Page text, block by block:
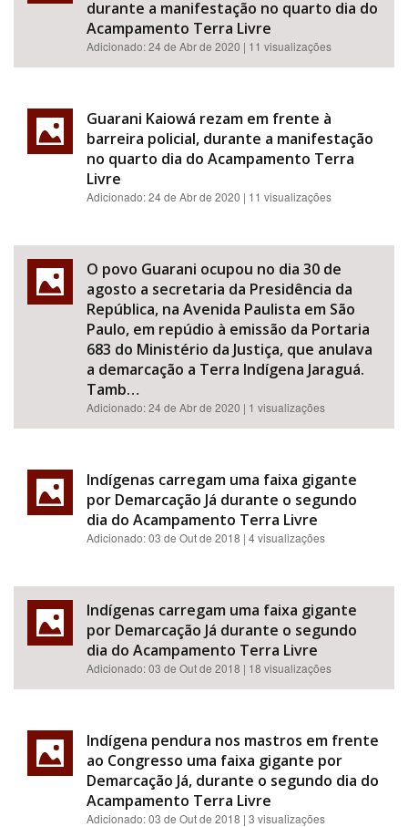
durante a manifestação no quarto dia do
Acampamento Terra Livre
Adicionado:24 de Abr de 2020 | 11 visualizações
Guarani Kaiowá rezam em frente à
barreira policial, durante a manifestação
no quarto dia do Acampamento Terra
Livre
Adicionado:24 de Abr de 2020 | 11 visualizações
O povo Guarani ocupou no dia 30 de
agosto a secretaria da Presidência da
República, na Avenida Paulista em São
Paulo, em repúdio à emissão da Portaria
683 do Ministério da Justiça, que anulava
a demarcação a Terra Indígena Jaraguá.
Tamb…
Adicionado:24 de Abr de 2020 | 1 visualizações
Indígenas carregam uma faixa gigante
por Demarcação Já durante o segundo
dia do Acampamento Terra Livre
Adicionado:03 de Out de 2018 | 4 visualizações
Indígenas carregam uma faixa gigante
por Demarcação Já durante o segundo
dia do Acampamento Terra Livre
Adicionado:03 de Out de 2018 | 18 visualizações
Indígena pendura nos mastros em frente
ao Congresso uma faixa gigante por
Demarcação Já, durante o segundo dia do
Acampamento Terra Livre
Adicionado:03 de Out de 2018 | 3 visualizações